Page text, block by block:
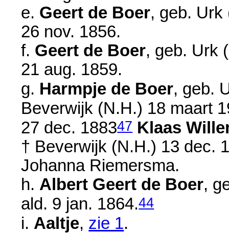
e. Geert de Boer, geb.
26 nov. 1856.
f. Geert de Boer, geb. Urk
21 aug. 1859.
g. Harmpje de Boer, geb.
Beverwijk (N.H.) 18 maart
27 dec. 188347 Klaas
† Beverwijk (N.H.) 13 dec.
Johanna Riemersma.
h. Albert Geert de Boer,
ald. 9 jan. 1864.44
i. Aaltje, zie 1.